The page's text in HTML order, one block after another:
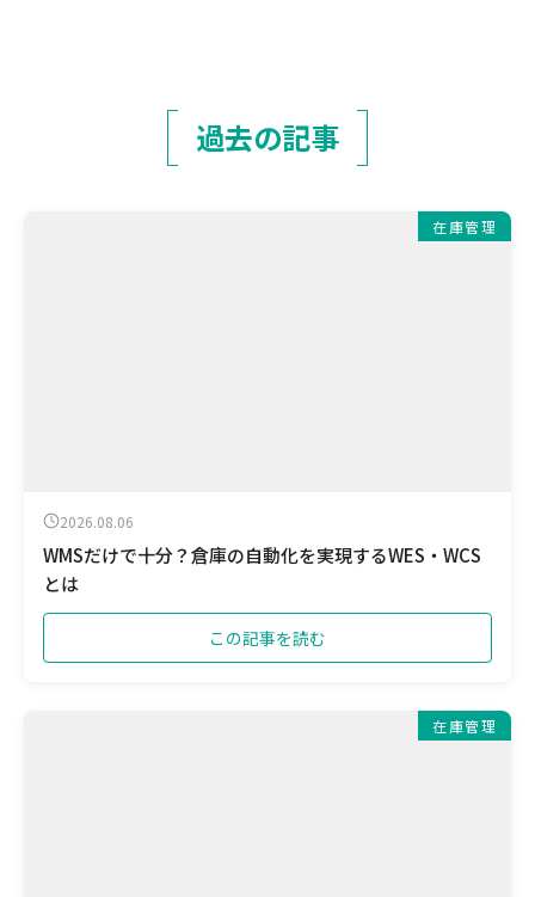
過去の記事
在庫管理
2026.08.06
WMSだけで十分？倉庫の自動化を実現するWES・WCS
とは
この記事を読む
在庫管理